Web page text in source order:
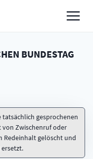
BUNDESTAG
gesprochenen
von Zwischenruf oder
Redeinhalt gelöscht und